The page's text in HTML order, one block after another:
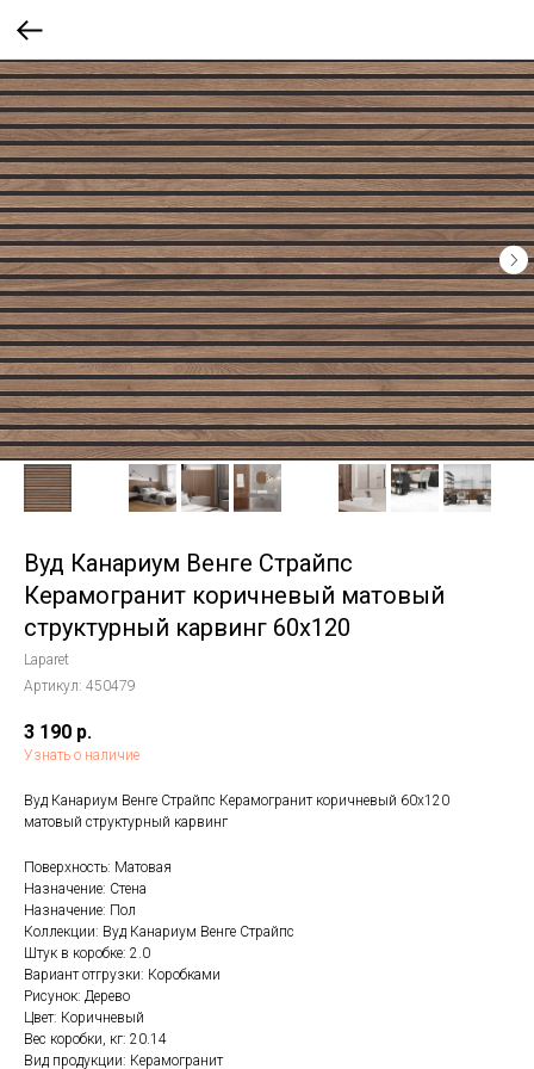
Вуд Канариум Венге Страйпс
Керамогранит коричневый матовый
структурный карвинг 60x120
Laparet
Артикул: 450479
3 190 р.
Узнать о наличие
Вуд Канариум Венге Страйпс Керамогранит коричневый 60х120
матовый структурный карвинг
Поверхность: Матовая
Назначение: Стена
Назначение: Пол
Коллекции: Вуд Канариум Венге Страйпс
Штук в коробке: 2.0
Вариант отгрузки: Коробками
Рисунок: Дерево
Цвет: Коричневый
Вес коробки, кг: 20.14
Вид продукции: Керамогранит